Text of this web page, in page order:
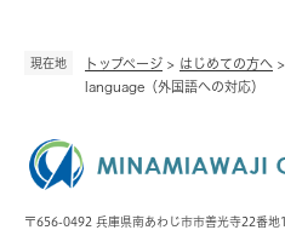
現在地 トップページ > はじめての方へ >
language（外国語への対応）
〒656-0492 兵庫県南あわじ市市善光寺22番地1